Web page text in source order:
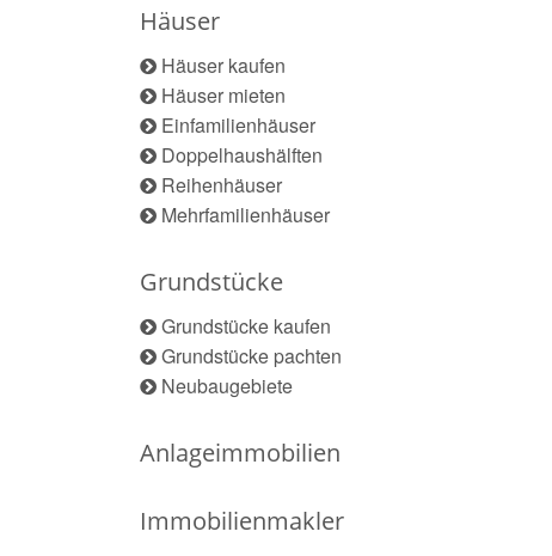
Häuser
Häuser kaufen
Häuser mieten
Einfamilienhäuser
Doppelhaushälften
Reihenhäuser
Mehrfamilienhäuser
Grundstücke
Grundstücke kaufen
Grundstücke pachten
Neubaugebiete
Anlageimmobilien
Immobilienmakler